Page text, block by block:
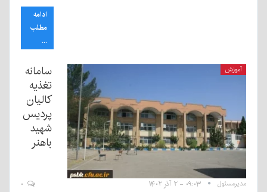
ادامه
مطلب
...
آموزش
سامانه
تغذیه
کالیان
پردیس
شهید
باهنر
مدیرمسئول ۰۹:۰۳ - ۲ آذر ۱۴۰۲